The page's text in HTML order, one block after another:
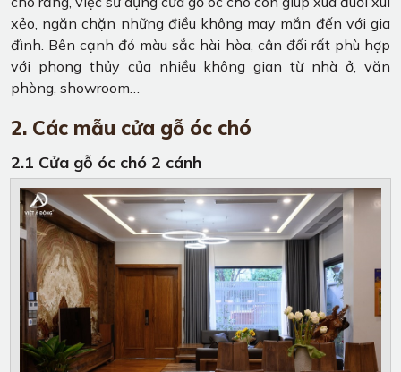
xẻo, ngăn chặn những điều không may mắn đến với gia
đình. Bên cạnh đó màu sắc hài hòa, cân đối rất phù hợp
với phong thủy của nhiều không gian từ nhà ở, văn
phòng, showroom…
2. Các mẫu cửa gỗ óc chó
2.1 Cửa gỗ óc chó 2 cánh